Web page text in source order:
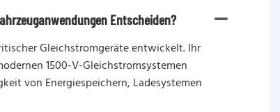
Entscheiden?
Gleichstromgeräte entwickelt. Ihr
1500-V-Gleichstromsystemen
von Energiespeichern, Ladesystemen